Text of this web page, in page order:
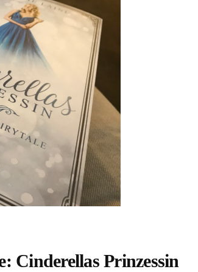
Cinderellas Prinzessin